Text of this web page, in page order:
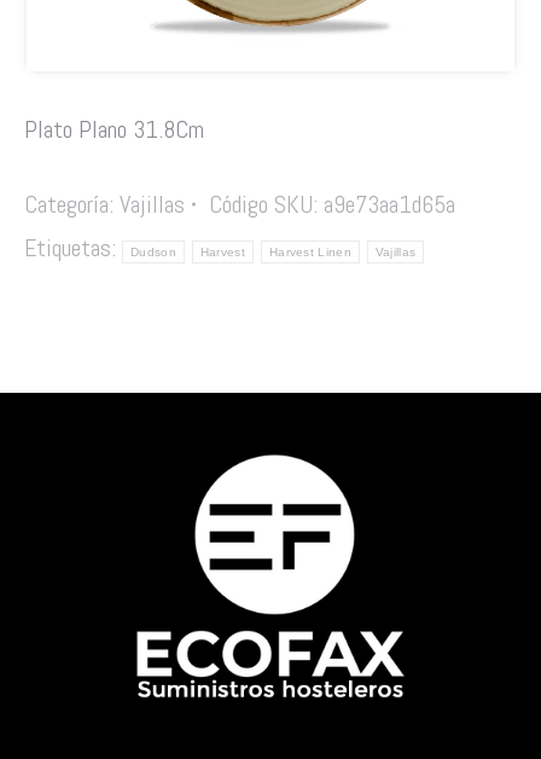
Plato Plano 31.8Cm
Categoría: Vajillas Código SKU: a9e73aa1d65a
Etiquetas:
Dudson Harvest Harvest Linen Vajillas